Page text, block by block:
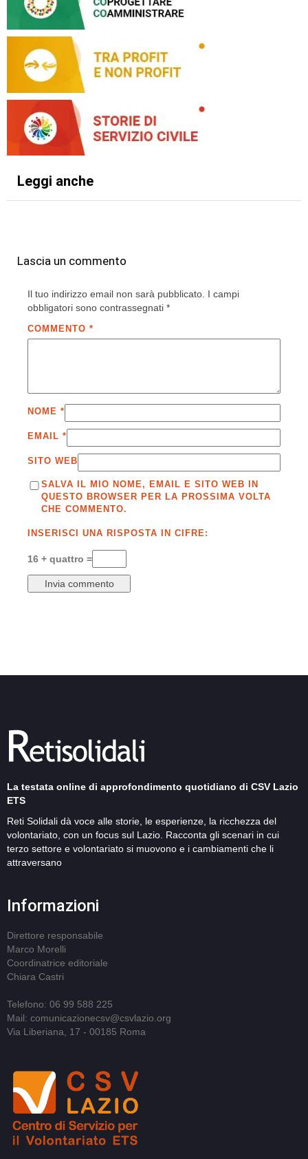
Leggi anche
Lascia un commento
Il tuo indirizzo email non sarà pubblicato. I campi
obbligatori sono contrassegnati *
COMMENTO *
NOME *
EMAIL *
SITO WEB
SALVA IL MIO NOME, EMAIL E SITO WEB IN
QUESTO BROWSER PER LA PROSSIMA VOLTA
CHE COMMENTO.
INSERISCI UNA RISPOSTA IN CIFRE:
16 + quattro =
La testata online di approfondimento quotidiano di CSV Lazio
ETS
Reti Solidali dà voce alle storie, le esperienze, la ricchezza del
volontariato, con un focus sul Lazio. Racconta gli scenari in cui
terzo settore e volontariato si muovono e i cambiamenti che li
attraversano
Informazioni
Direttore responsabile
Marco Morelli
Coordinatrice editoriale
Chiara Castri
Telefono: 06 99 588 225
Mail: comunicazionecsv@csvlazio.org
Via Liberiana, 17 - 00185 Roma